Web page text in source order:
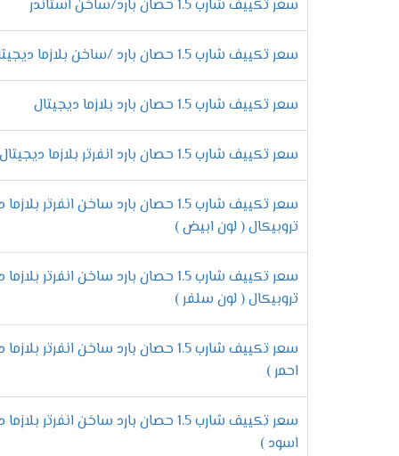
مميزات خاصية التنظيف الذاتى
يهتم العميل دائما بالحفاظ على تكييف
خاصية التنظيف الذاتى التى تعتبر من أهم
الحرارى حتى يبقى الجهاز عالى الكفاءة
توزيع الهواء فى 4 اتجاهات
يحتوى جهاز تكييف شارب على إمكانية توزيع
العربى .
ضبط سرعات المروحة
والتى تجعله يستمتع بتشغيل الهواء و درجة
خاصية اكتشاف تنفيس الفريون
يتعرض بعض العملاء الى بعض المشاكل
سعر تكييف شارب 1.5 حصان بارد/ساخن استاندر
سعر تكييف شارب 1.5 حصان بارد /ساخن بلازما ديجيتال
سعر تكييف شارب 1.5 حصان بارد بلازما ديجيتال
سعر تكييف شارب 1.5 حصان بارد انفرتر بلازما ديجيتال
سعر تكييف شارب 1.5 حصان بارد ساخن انفرتر
تروبيكال ( لون ابيض )
سعر تكييف شارب 1.5 حصان بارد ساخن انفرتر
تروبيكال ( لون سلفر )
سعر تكييف شارب 1.5 حصان بارد ساخن انفرتر
احمر )
سعر تكييف شارب 1.5 حصان بارد ساخن انفرتر
اسود )